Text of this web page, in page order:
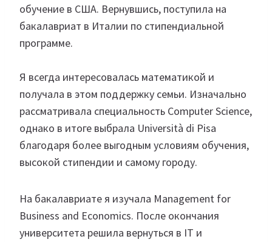
обучение в США. Вернувшись, поступила на
бакалавриат в Италии по стипендиальной
программе.
Я всегда интересовалась математикой и
получала в этом поддержку семьи. Изначально
рассматривала специальность Computer Science,
однако в итоге выбрала Università di Pisa
благодаря более выгодным условиям обучения,
высокой стипендии и самому городу.
На бакалавриате я изучала Management for
Business and Economics. После окончания
университета решила вернуться в IT и